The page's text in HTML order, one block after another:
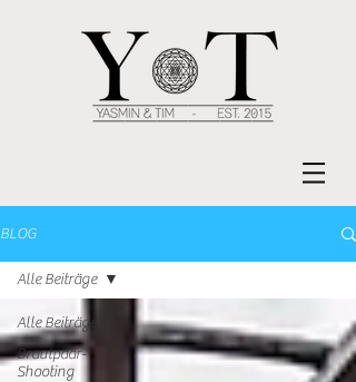
BLOG
Alle Beiträge
Brautpaar-
Shooting
Alle Beiträge